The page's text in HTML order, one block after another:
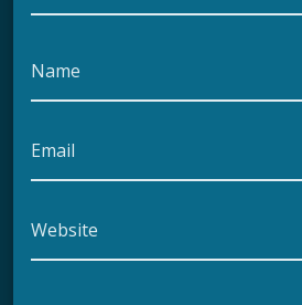
Name
Email
Website